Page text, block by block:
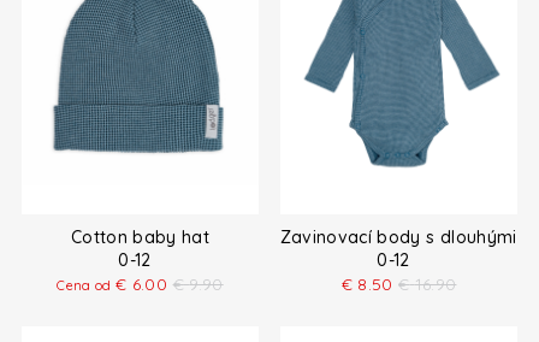
Cotton baby hat
0-12
Cena od€ 6.00 € 9.90
Zavinovací body s dlouhými
0-12
€ 8.50 € 16.90